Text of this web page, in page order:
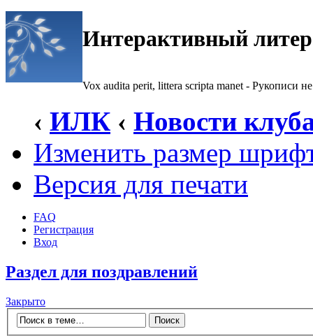
Интерактивный
Vox audita perit, littera scripta manet - Рукописи не
‹ ИЛК ‹ Новости
Изменить размер
Версия для печати
FAQ
Регистрация
Вход
Раздел для поздравлений
Закрыто